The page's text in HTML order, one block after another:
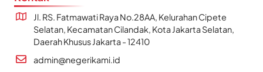
Jl. RS. Fatmawati Raya No.28AA, Kelurahan Cipete
Selatan, Kecamatan Cilandak, Kota Jakarta Selatan,
Daerah Khusus Jakarta - 12410
admin@negerikami.id